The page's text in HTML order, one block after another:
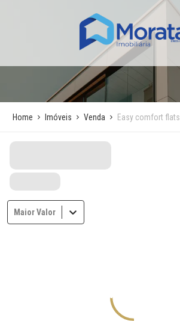
Home Imóveis Venda Easy comfort flats
Maior Valor